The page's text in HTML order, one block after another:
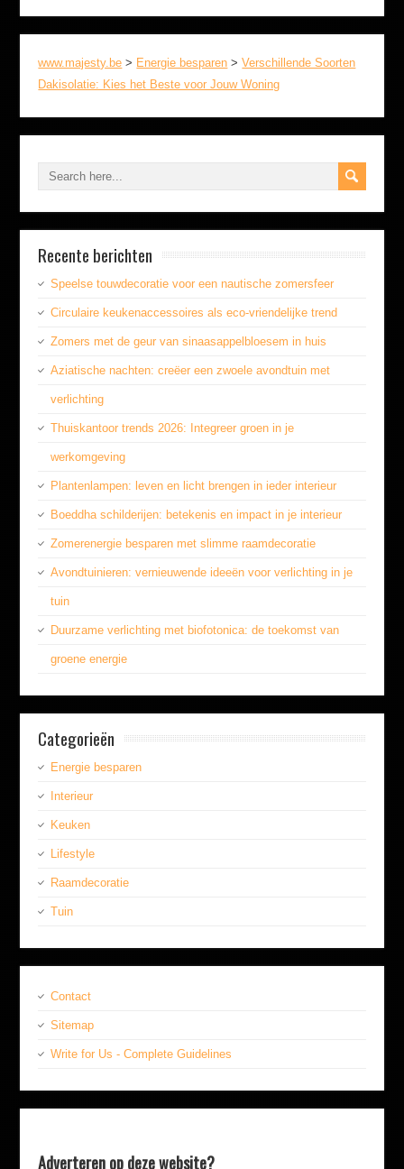
www.majesty.be > Energie besparen >Verschillende Soorten
Dakisolatie: Kies het Beste voor Jouw Woning
Recente berichten
Speelse touwdecoratie voor een nautische zomersfeer
Circulaire keukenaccessoires als eco-vriendelijke trend
Zomers met de geur van sinaasappelbloesem in huis
Aziatische nachten: creëer een zwoele avondtuin met
verlichting
Thuiskantoor trends 2026: Integreer groen in je
werkomgeving
Plantenlampen: leven en licht brengen in ieder interieur
Boeddha schilderijen: betekenis en impact in je interieur
Zomerenergie besparen met slimme raamdecoratie
Avondtuinieren: vernieuwende ideeën voor verlichting in je
tuin
Duurzame verlichting met biofotonica: de toekomst van
groene energie
Categorieën
Energie besparen
Interieur
Keuken
Lifestyle
Raamdecoratie
Tuin
Contact
Sitemap
Write for Us - Complete Guidelines
Adverteren op deze website?